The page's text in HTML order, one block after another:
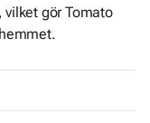
gör Tomato